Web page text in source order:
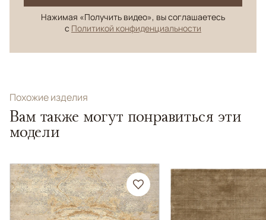
Нажимая «Получить видео», вы соглашаетесь
с Политикой конфиденциальности
Похожие изделия
Вам также могут понравиться эти
модели